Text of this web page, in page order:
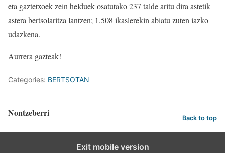
eta gaztetxoek zein helduek osatutako 237 talde aritu dira astetik
astera bertsolaritza lantzen; 1.508 ikaslerekin abiatu zuten iazko
udazkena.
Aurrera gazteak!
Categories: BERTSOTAN
Nontzeberri Back to top
Exit mobile version